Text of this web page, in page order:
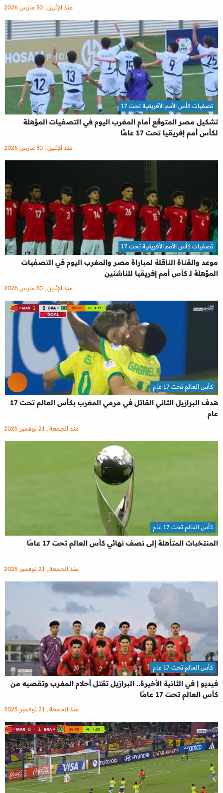
منذ الإثنين , 30 مارس 2026
تشكيل مصر المتوقع أمام المغرب اليوم في التصفيات المؤهلة
لكأس أمم إفريقيا تحت 17 عامًا
تصفيات كأس الأمم الأفريقية تحت 17
منذ الإثنين , 30 مارس 2026
موعد والقناة الناقلة لمباراة مصر والمغرب اليوم في التصفيات
المؤهلة لـ كأس أمم إفريقيا للناشئين
تصفيات كأس الأمم الأفريقية تحت 17
منذ الإثنين , 30 مارس 2026
هدف البرازيل الثاني القاتل في مرمي المغرب بكأس العالم تحت 17
عام
كأس العالم تحت 17 عام
منذ الجمعة , 21 نوفمبر 2025
المنتخبات المتأهلة إلى نصف نهائي كأس العالم تحت 17 عامًا
كأس العالم تحت 17 عام
منذ الجمعة , 21 نوفمبر 2025
فيديو | في الثانية الأخيرة.. البرازيل تقتل أحلام المغرب وتقصيه من
كأس العالم تحت 17 عامًا
كأس العالم تحت 17 عام
منذ الجمعة , 21 نوفمبر 2025